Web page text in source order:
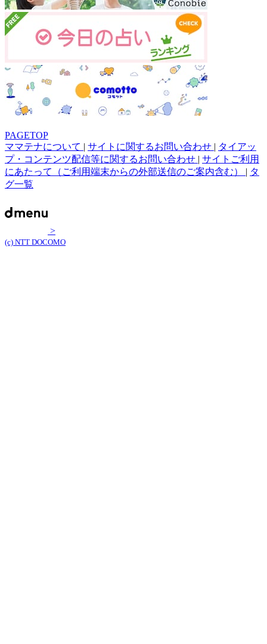
PAGETOP
ママテナについて | サイトに関するお問い合わせ | タイアッ
プ・コンテンツ配信等に関するお問い合わせ | サイトご利用
にあたって（ご利用端末からの外部送信のご案内含む） | タ
グ一覧
>
(c) NTT DOCOMO